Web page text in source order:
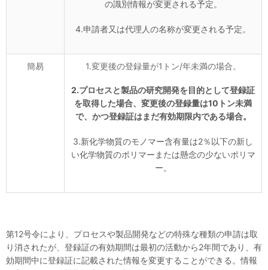
の識別情報が変更される予定。
4.申請者又は代理人の名称が変更される予定。
簡易 1.変更後の登録量が1トン/年未満の場合。
2.プロセスと製品の研究開発を目的として登録証
を取得した場合、変更後の登録量は10トン未満
で、 かつ登録証はまだ有効期限内である場合。
3.新化学物質のモノマー含有量は2％以下の新し
い化学物質のポリマーまたは懸念の少ないポリマ
ー。
第12号令により、プロセスや製品開発などの特殊な種類の申請は取
り消されたが、登録証の有効期間は最初の活動から2年間であり、有
効期間中に登録証に記載された情報を変更することができる。情報